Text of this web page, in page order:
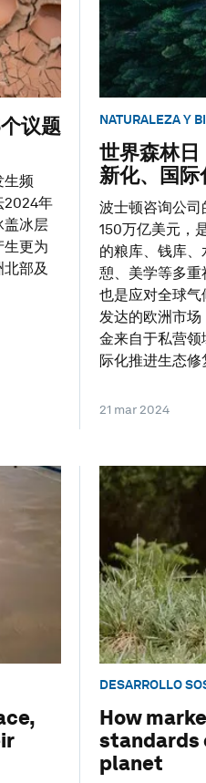
议题
生频
2024年
盖冰层
生更为
部及
NATURALEZA Y
世界森林日
新化、国
波士顿咨询公
150万亿美元，
的粮库、钱库
憩、美学等多
也是应对全球
发达的欧洲市
金来自于私营领
际化推进生态修
21 mar 2024
DESARROLLO
How
standards
planet